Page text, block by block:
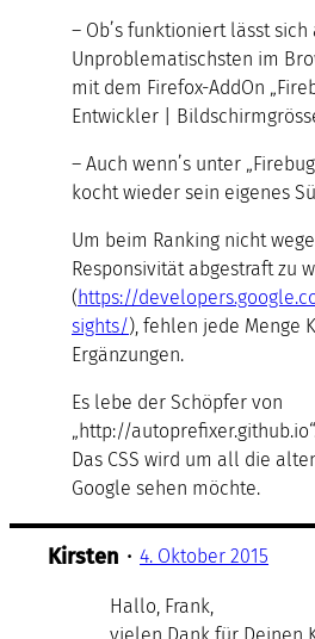
– Ob’s funktioniert lässt sich
Unproblematischsten im
mit dem Firefox-AddOn
Entwickler |
– Auch wenn’s unter
kocht wieder sein eigenes
Um beim Ranking nicht
Responsivität abgestraft zu
(https://
sights/), fehlen jede Menge
Ergänzungen.
Es lebe der Schöpfer von
„http://
Das CSS wird um all die
Google sehen möchte.
Kirsten • 4. Oktober 2015
Hallo, Frank,